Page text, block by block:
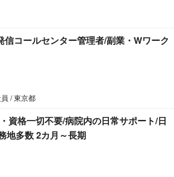
信コールセンター管理者/副業・Wワーク
/ 東京都
資格一切不要/病院内の日常サポート/日
地多数 2カ月～長期